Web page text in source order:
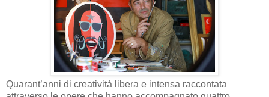
Quarant’anni di creatività libera e intensa raccontata